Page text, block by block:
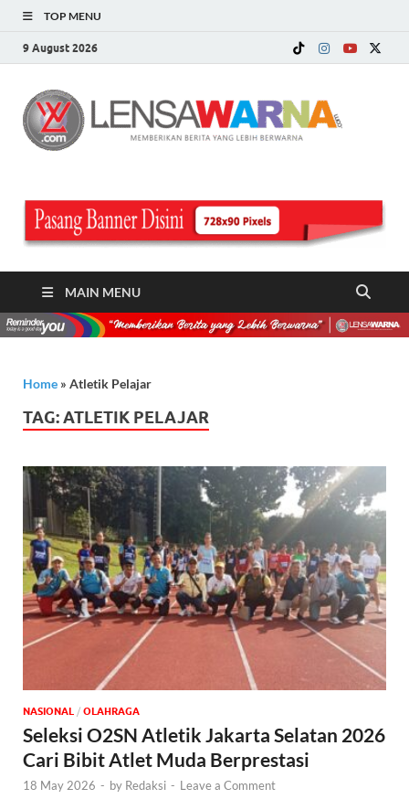
TOP MENU
9 August 2026
MAIN MENU
Home » Atletik Pelajar
TAG:ATLETIK PELAJAR
NASIONAL / OLAHRAGA
Seleksi O2SN Atletik Jakarta Selatan 2026
Cari Bibit Atlet Muda Berprestasi
18 May 2026 - by Redaksi - Leave a Comment